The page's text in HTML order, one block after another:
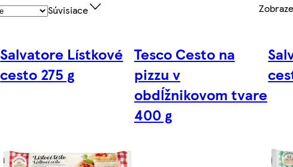
Súvisiace
Salvatore Lístkové
cesto 275 g
Tesco Cesto na
pizzu v
obdĺžnikovom tvare
400 g